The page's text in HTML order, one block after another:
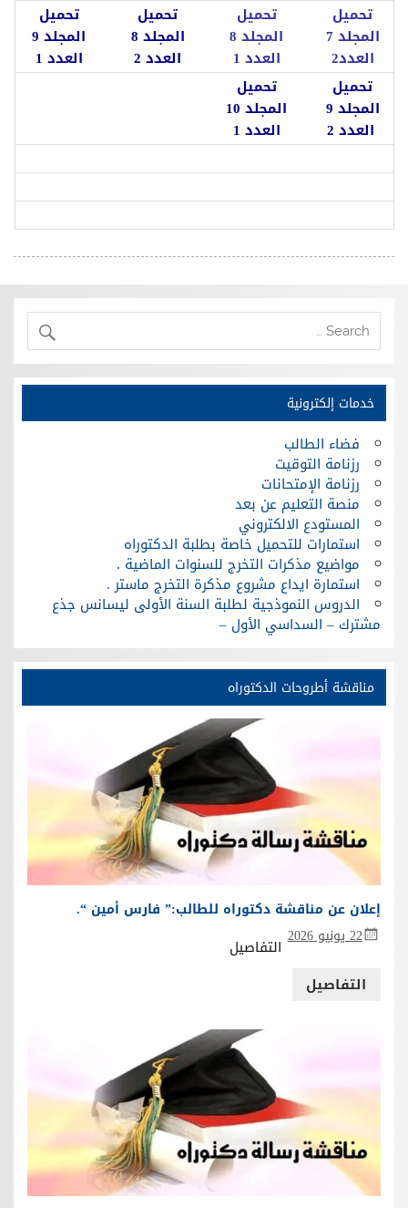
تحميل
المجلد 9
العدد 1
تحميل
المجلد 8
العدد 2
تحميل
المجلد 8
العدد 1
تحميل
المجلد 7
العدد2
تحميل
المجلد 10
العدد 1
تحميل
المجلد 9
العدد 2
خدمات إلكترونية
فضاء الطالب
رزنامة التوقيت
رزنامة الإمتحانات
منصة التعليم عن بعد
المستودع الالكتروني
استمارات للتحميل خاصة بطلبة الدكتوراه
مواضيع مذكرات التخرج للسنوات الماضية .
استمارة ايداع مشروع مذكرة التخرج ماستر .
الدروس النموذجية لطلبة السنة الأولى ليسانس جذع
مشترك – السداسي الأول –
مناقشة أطروحات الدكتوراه
إعلان عن مناقشة دكتوراه للطالب:” فارس أمين “.
22 يونيو 2026
التفاصيل
التفاصيل